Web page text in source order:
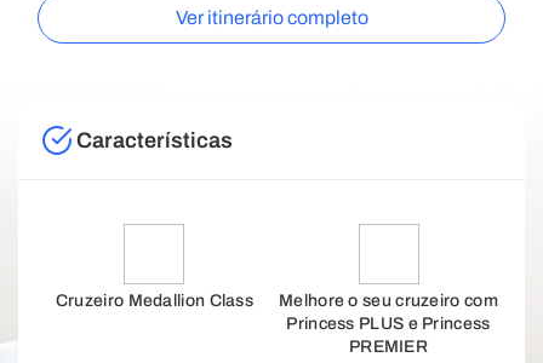
Ver itinerário completo
Características
Cruzeiro Medallion Class
Melhore o seu cruzeiro com
Princess PLUS e Princess
PREMIER